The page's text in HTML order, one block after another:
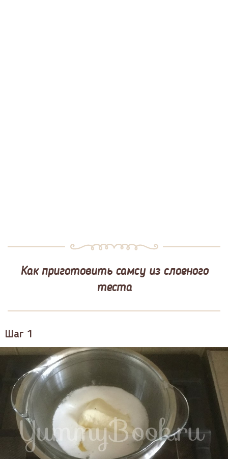
Как приготовить самсу из слоеного
теста
Шаг 1